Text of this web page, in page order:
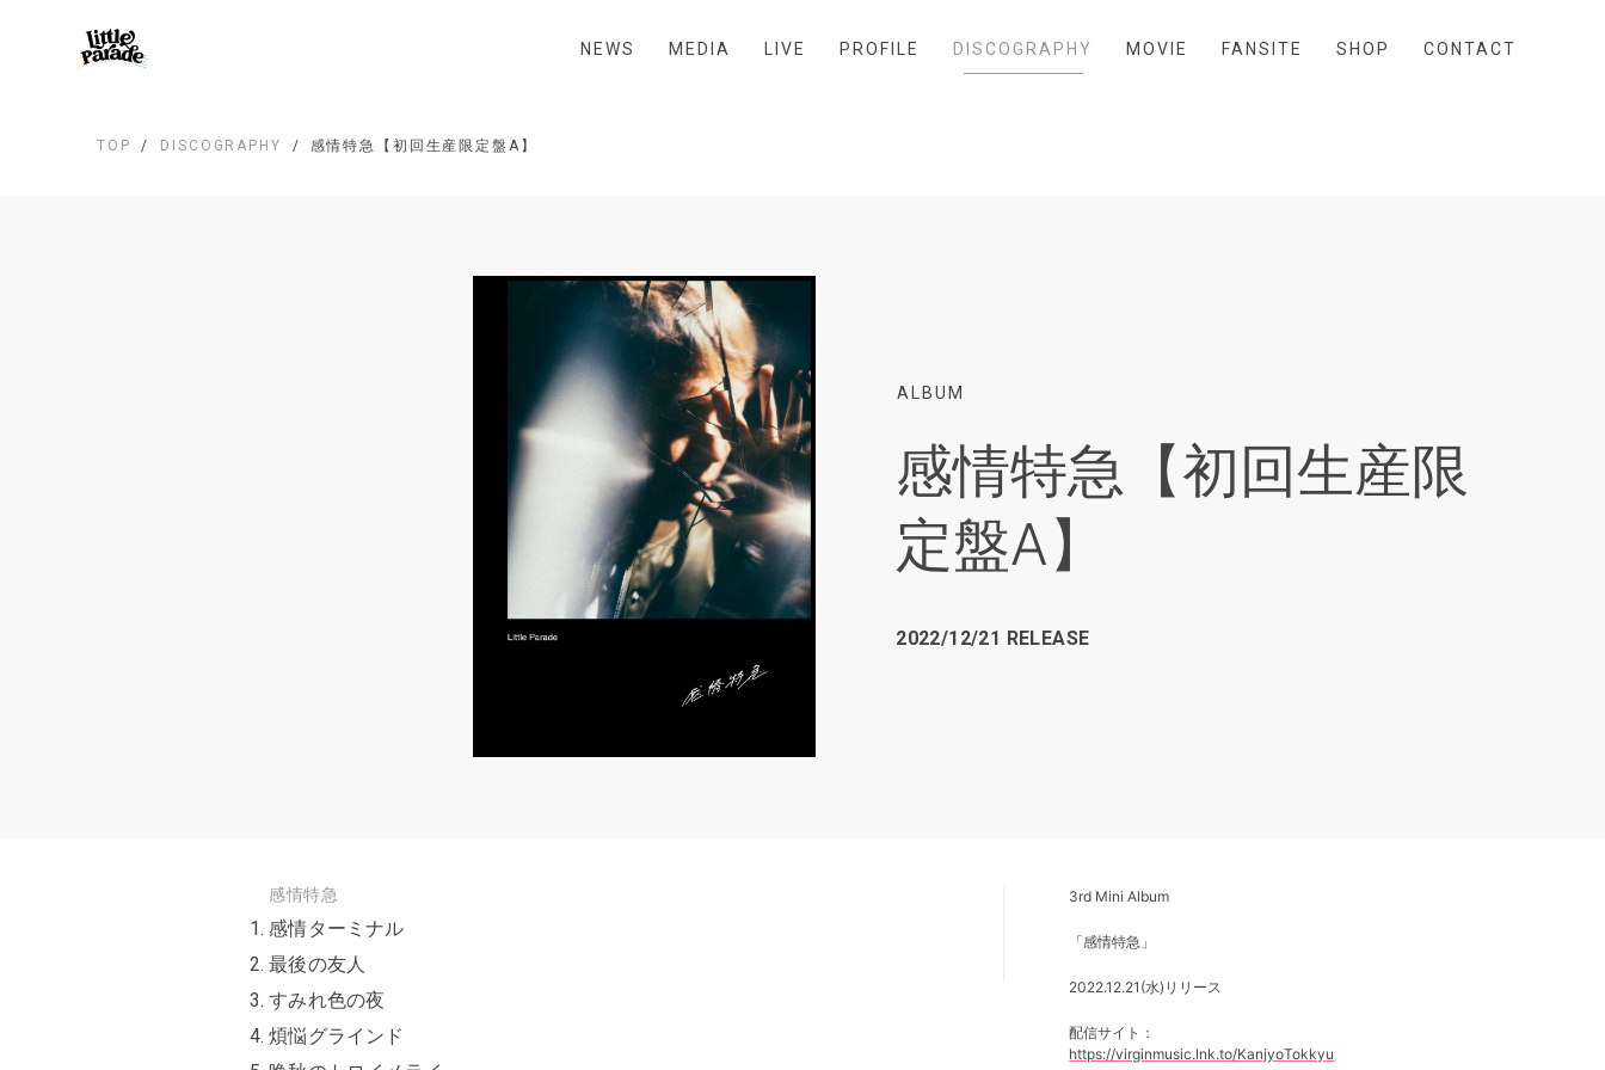
NEWS MEDIA LIVE PROFILE DISCOGRAPHY MOVIE FANSITE SHOP CONTACT
TOP DISCOGRAPHY 感情特急【初回生産限定盤A】
ALBUM
感情特急【初回生産限
定盤A】
2022/12/21 RELEASE
感情特急
感情ターミナル
最後の友人
すみれ色の夜
煩悩グラインド
3rd Mini Album
「感情特急」
2022.12.21(水)リリース
配信サイト：
https://virginmusic.lnk.to/KanjyoTokkyu